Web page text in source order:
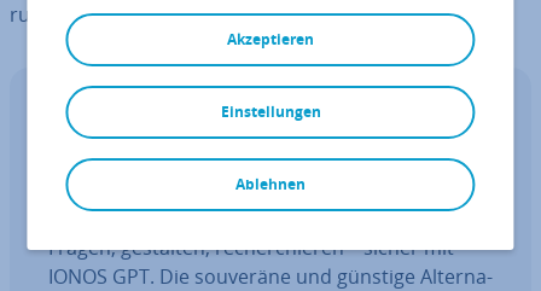
run­gen sich dafür am besten eignen.
IONOS GPT
Ihr sou­ve­rä­ner KI Assistent für mehr
Pro­duk­ti­vi­tät.
Fragen, gestalten, re­cher­chie­ren – sicher mit
IONOS GPT. Die souveräne und günstige Al­ter­na­
Akzeptieren
Ablehnen
Einstellungen